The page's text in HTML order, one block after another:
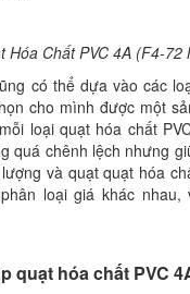
Hóa Chất PVC 4A (F4-72
có thể dựa vào các
cho mình được một
loại quạt hóa chất
quá chênh lệch nhưng
và quạt quạt hóa
loại giá khác
quạt hóa chất PVC